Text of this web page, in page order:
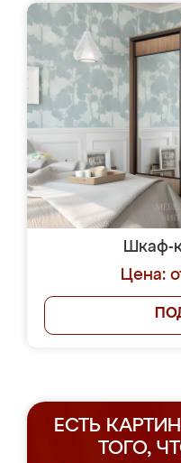
Шкаф-
Цена:
ЕСТЬ
ТОГО,